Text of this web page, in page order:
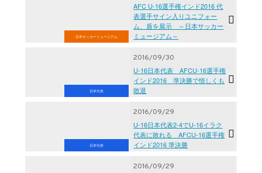
日本サッカーミュージアム
AFC U-16選手権インド2016 代
表選手サイン入りユニフォー
ム、盾を展示 ～日本サッカー
ミュージアム～
日本代表
2016/09/30
U-16日本代表 AFCU-16選手権
インド2016 準決勝で惜しくも
敗退
日本代表
2016/09/29
U-16日本代表2-4でU-16イラク
代表に敗れる AFCU-16選手権
インド2016 準決勝
2016/09/29